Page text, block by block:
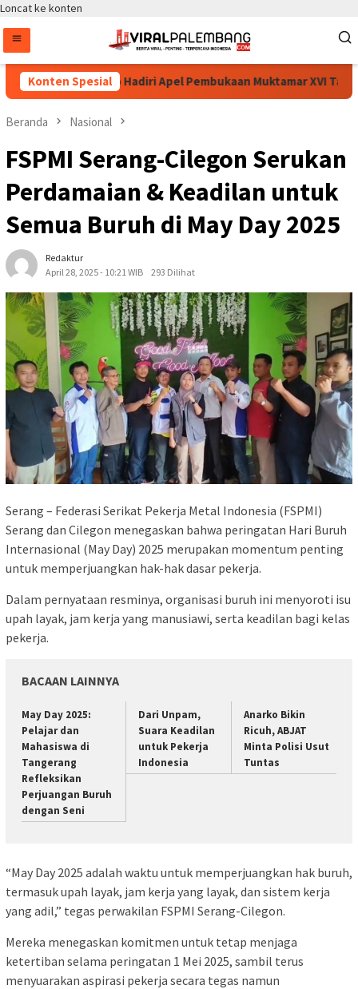
Loncat ke konten
Konten Spesial
Sigit Prabowo Hadiri Apel Pembukaan Muktamar XVI Tapak
Beranda Nasional
FSPMI Serang-Cilegon Serukan
Perdamaian & Keadilan untuk
Semua Buruh di May Day 2025
Redaktur
April 28, 2025 - 10:21 WIB
293 Dilihat
Serang – Federasi Serikat Pekerja Metal Indonesia (FSPMI)
Serang dan Cilegon menegaskan bahwa peringatan Hari Buruh
Internasional (May Day) 2025 merupakan momentum penting
untuk memperjuangkan hak-hak dasar pekerja.
Dalam pernyataan resminya, organisasi buruh ini menyoroti isu
upah layak, jam kerja yang manusiawi, serta keadilan bagi kelas
pekerja.
BACAAN LAINNYA
May Day 2025:
Pelajar dan
Mahasiswa di
Tangerang
Refleksikan
Perjuangan Buruh
dengan Seni
Dari Unpam,
Suara Keadilan
untuk Pekerja
Indonesia
Anarko Bikin
Ricuh, ABJAT
Minta Polisi Usut
Tuntas
“May Day 2025 adalah waktu untuk memperjuangkan hak buruh,
termasuk upah layak, jam kerja yang layak, dan sistem kerja
yang adil,” tegas perwakilan FSPMI Serang-Cilegon.
Mereka menegaskan komitmen untuk tetap menjaga
ketertiban selama peringatan 1 Mei 2025, sambil terus
menyuarakan aspirasi pekerja secara tegas namun